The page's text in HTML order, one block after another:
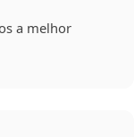
a melhor